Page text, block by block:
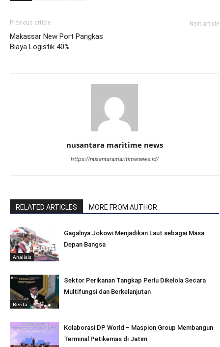
Previous article
Makassar New Port Pangkas
Biaya Logistik 40%
Next article
nusantara maritime news
https://nusantaramaritimenews.id/
RELATED ARTICLES MORE FROM AUTHOR
Analisis
Gagalnya Jokowi Menjadikan Laut sebagai Masa
Depan Bangsa
Berita
Sektor Perikanan Tangkap Perlu Dikelola Secara
Multifungsi dan Berkelanjutan
Kolaborasi DP World – Maspion Group Membangun
Terminal Petikemas di Jatim